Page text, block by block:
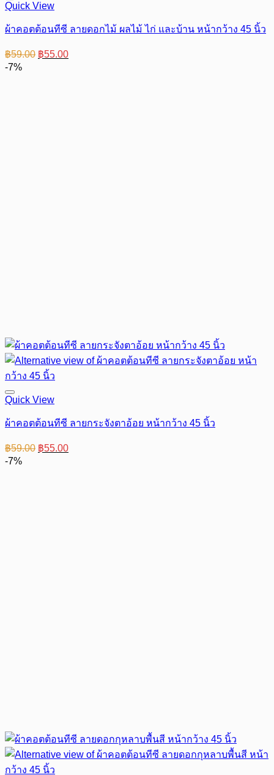
Quick View
ผ้าคอตต้อนทีซี ลายดอกไม้ ผลไม้ ไก่ และบ้าน หน้ากว้าง 45 นิ้ว
฿59.00 Original
price
฿55.00Current
price
-7%
Quick View
ผ้าคอตต้อนทีซี ลายกระจังตาอ้อย หน้ากว้าง 45 นิ้ว
฿59.00 Original
price
฿55.00Current
price
-7%